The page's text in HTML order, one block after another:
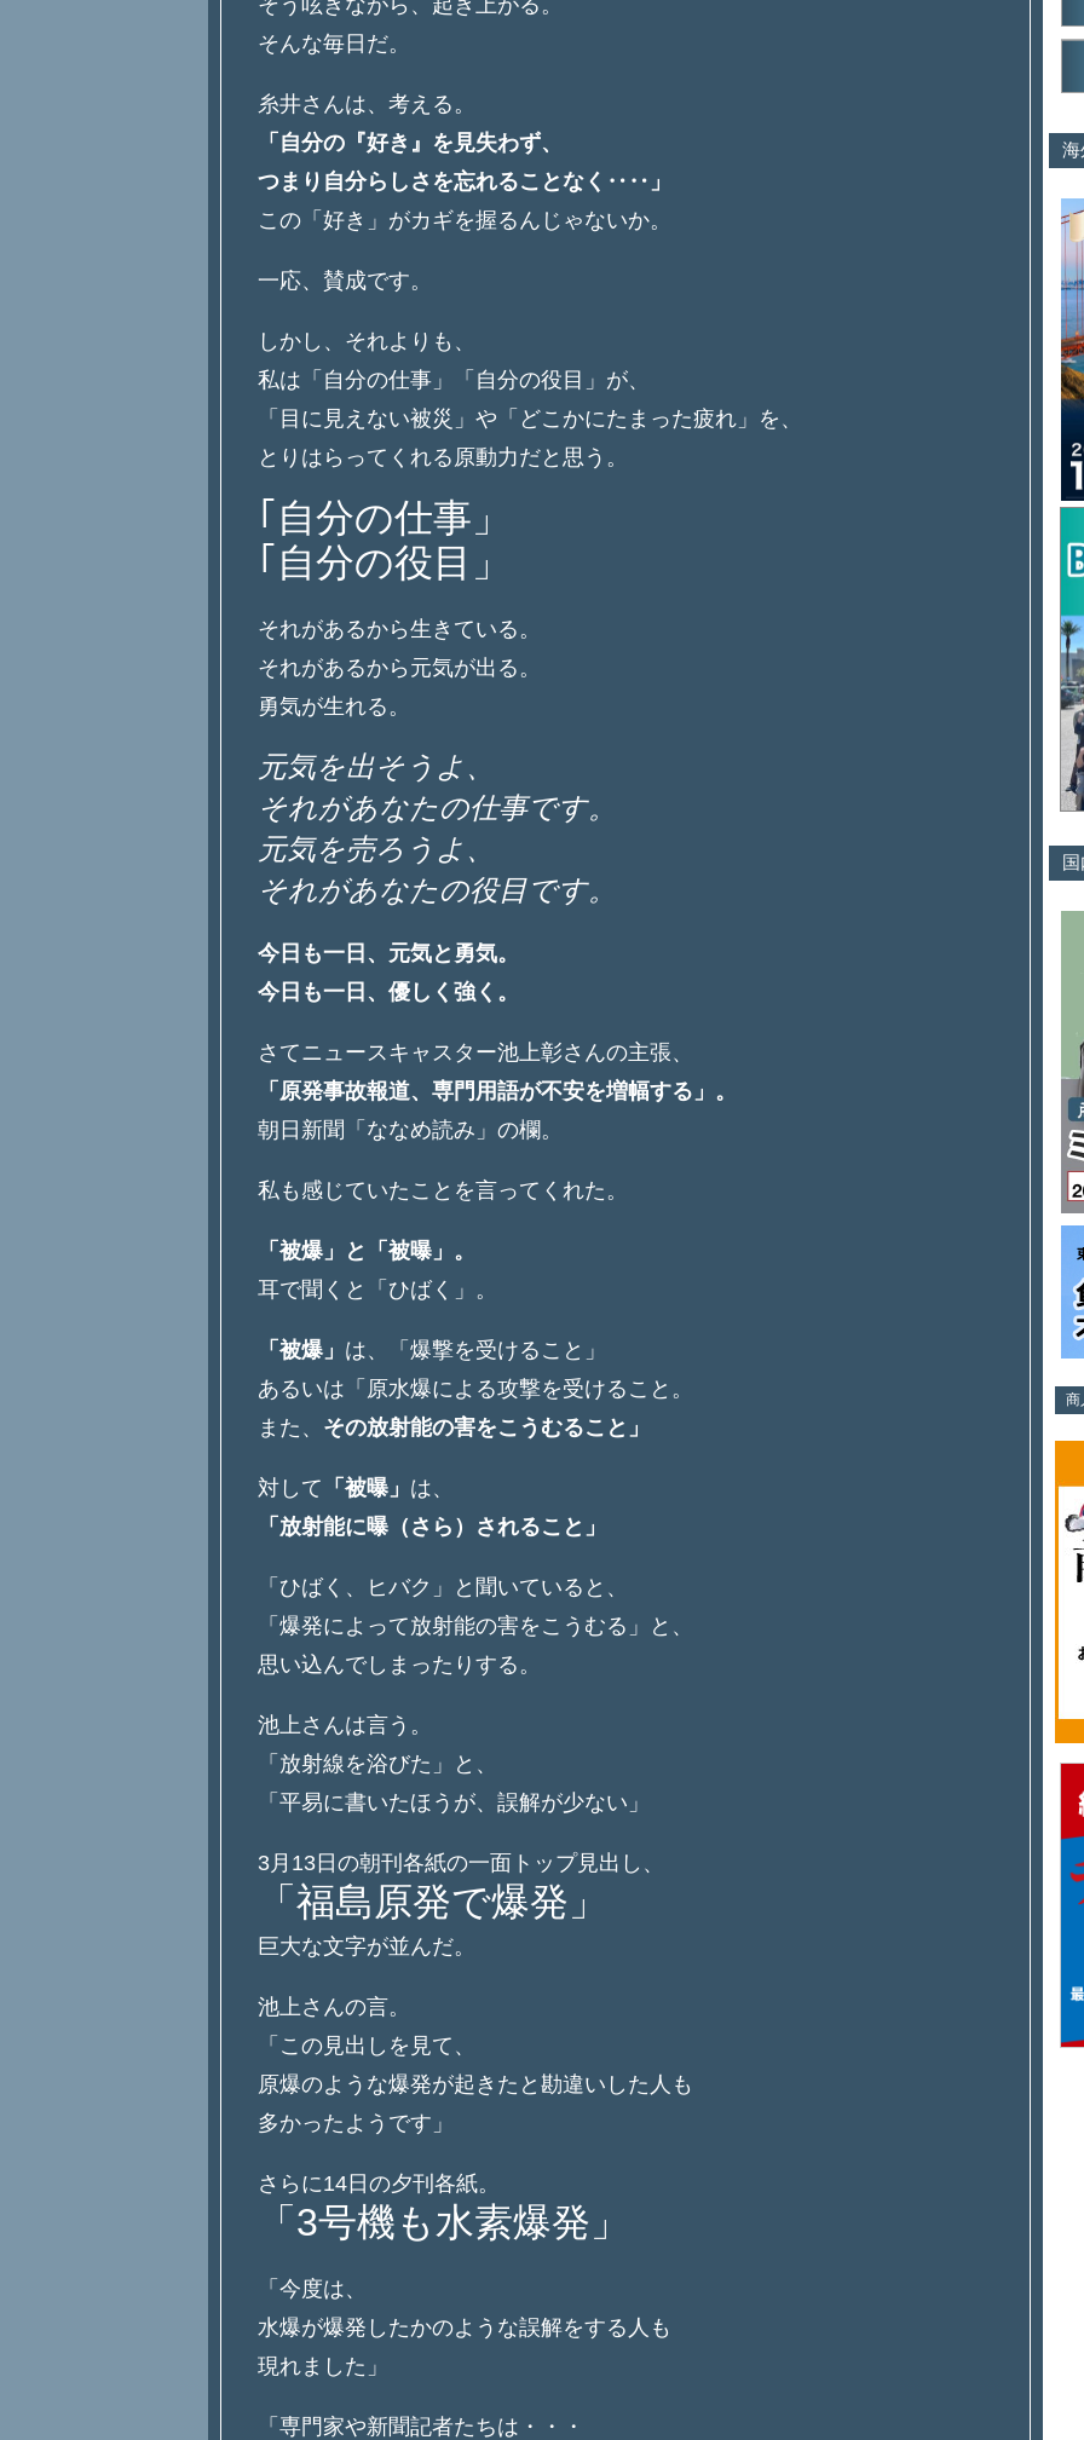
そう呟きながら、起き上がる。
そんな毎日だ。
糸井さんは、考える。
「自分の『好き』を見失わず、
つまり自分らしさを忘れることなく‥‥」
この「好き」がカギを握るんじゃないか。
一応、賛成です。
しかし、それよりも、
私は「自分の仕事」「自分の役目」が、
「目に見えない被災」や「どこかにたまった疲れ」を、
とりはらってくれる原動力だと思う。
｢自分の仕事」
｢自分の役目」
それがあるから生きている。
それがあるから元気が出る。
勇気が生れる。
元気を出そうよ、
それがあなたの仕事です。
元気を売ろうよ、
それがあなたの役目です。
今日も一日、元気と勇気。
今日も一日、優しく強く。
さてニュースキャスター池上彰さんの主張、
「原発事故報道、専門用語が不安を増幅する」。
朝日新聞「ななめ読み」の欄。
私も感じていたことを言ってくれた。
「被爆」と「被曝」。
耳で聞くと「ひばく」。
「被爆」 は、「爆撃を受けること」
あるいは「原水爆による攻撃を受けること。
また、 その放射能の害をこうむること」
対して 「被曝」 は、
「放射能に曝（さら）されること」
「ひばく、ヒバク」と聞いていると、
「爆発によって放射能の害をこうむる」と、
思い込んでしまったりする。
池上さんは言う。
「放射線を浴びた」と、
「平易に書いたほうが、誤解が少ない」
3月13日の朝刊各紙の一面トップ見出し、
「福島原発で爆発」
巨大な文字が並んだ。
池上さんの言。
「この見出しを見て、
原爆のような爆発が起きたと勘違いした人も
多かったようです」
さらに14日の夕刊各紙。
「3号機も水素爆発」
「今度は、
水爆が爆発したかのような誤解をする人も
現れました」
「専門家や新聞記者たちは・・・
商